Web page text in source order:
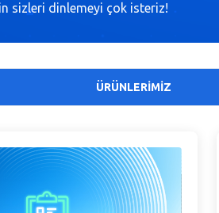
sizleri dinlemeyi çok isteriz!
ÜRÜNLERİMİZ